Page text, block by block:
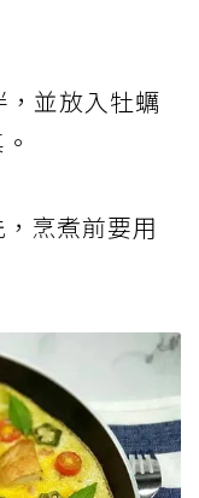
並放入牡蠣
烹煮前要用